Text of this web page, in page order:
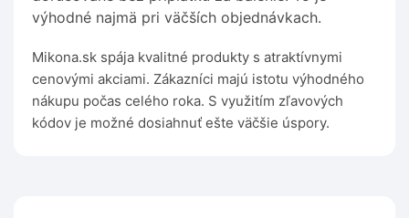
výhodné najmä pri väčších objednávkach.
Mikona.sk spája kvalitné produkty s atraktívnymi
cenovými akciami. Zákazníci majú istotu výhodného
nákupu počas celého roka. S využitím zľavových
kódov je možné dosiahnuť ešte väčšie úspory.